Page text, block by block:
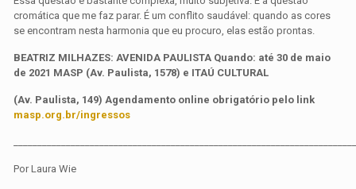
cromática que me faz parar. É um conflito saudável: quando as cores
se encontram nesta harmonia que eu procuro, elas estão prontas.
BEATRIZ MILHAZES: AVENIDA PAULISTA Quando: até 30 de maio
de 2021 MASP (Av. Paulista, 1578) e ITAÚ CULTURAL
(Av. Paulista, 149) Agendamento online obrigatório pelo link
masp.org.br/ingressos
Por Laura Wie